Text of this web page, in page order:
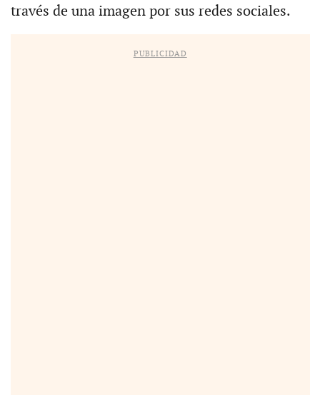
través de una imagen por sus redes sociales.
PUBLICIDAD